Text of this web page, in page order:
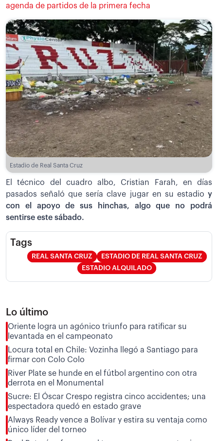
agenda de partidos de la primera fecha
Estadio de Real Santa Cruz
El técnico del cuadro albo, Cristian Farah, en días
pasados señaló que sería clave jugar en su estadio y
con el apoyo de sus hinchas, algo que no podrá
sentirse este sábado.
Tags
REAL SANTA CRUZ
ESTADIO DE REAL SANTA CRUZ
ESTADIO ALQUILADO
Lo último
Oriente logra un agónico triunfo para ratificar su
levantada en el campeonato
Locura total en Chile: Vozinha llegó a Santiago para
firmar con Colo Colo
River Plate se hunde en el fútbol argentino con otra
derrota en el Monumental
Sucre: El Óscar Crespo registra cinco accidentes; una
espectadora quedó en estado grave
Always Ready vence a Bolívar y estira su ventaja como
único líder del torneo